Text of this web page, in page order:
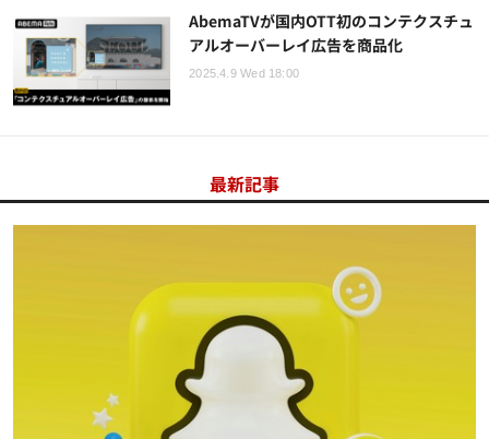
AbemaTVが国内OTT初のコンテクスチュ
アルオーバーレイ広告を商品化
2025.4.9 Wed 18:00
最新記事